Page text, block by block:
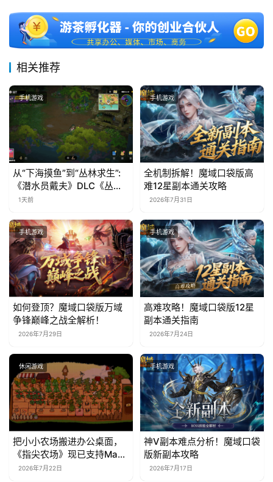
相关推荐
手机游戏
从“下海摸鱼”到“丛林求生”:
《潜水员戴夫》DLC《丛
林》移动端定档8月14日
1天前
手机游戏
全机制拆解！魔域口袋版高
难12星副本通关攻略
2026年7月31日
手机游戏
如何登顶？魔域口袋版万域
争锋巅峰之战全解析！
2026年7月29日
手机游戏
高难攻略！魔域口袋版12星
副本通关指南
2026年7月24日
休闲游戏
把小小农场搬进办公桌面，
《指尖农场》现已支持Mac
系统！
2026年7月22日
手机游戏
神V副本难点分析！魔域口袋
版新副本攻略
2026年7月17日